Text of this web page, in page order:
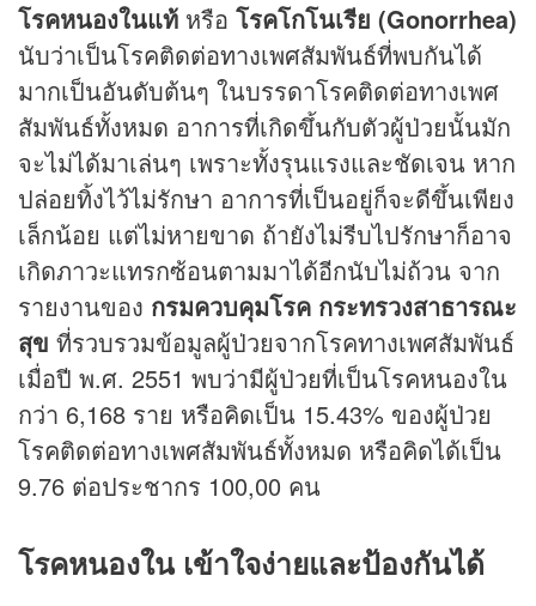
โรคหนองในแท้ หรือ โรคโกโนเรีย (Gonorrhea)
นับว่าเป็นโรคติดต่อทางเพศสัมพันธ์ที่พบกันได้
มากเป็นอันดับต้นๆ ในบรรดาโรคติดต่อทางเพศ
สัมพันธ์ทั้งหมด อาการที่เกิดขึ้นกับตัวผู้ป่วยนั้นมัก
จะไม่ได้มาเล่นๆ เพราะทั้งรุนแรงและชัดเจน หาก
ปล่อยทิ้งไว้ไม่รักษา อาการที่เป็นอยู่ก็จะดีขึ้นเพียง
เล็กน้อย แต่ไม่หายขาด ถ้ายังไม่รีบไปรักษาก็อาจ
เกิดภาวะแทรกซ้อนตามมาได้อีกนับไม่ถ้วน จาก
รายงานของ กรมควบคุมโรค กระทรวงสาธารณะ
สุข ที่รวบรวมข้อมูลผู้ป่วยจากโรคทางเพศสัมพันธ์
เมื่อปี พ.ศ. 2551 พบว่ามีผู้ป่วยที่เป็นโรคหนองใน
กว่า 6,168 ราย หรือคิดเป็น 15.43% ของผู้ป่วย
โรคติดต่อทางเพศสัมพันธ์ทั้งหมด หรือคิดได้เป็น
9.76 ต่อประชากร 100,00 คน
โรคหนองใน เข้าใจง่ายและป้องกันได้